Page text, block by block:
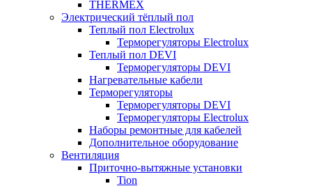
THERMEX
Электрический тёплый пол
Теплый пол Electrolux
Терморегуляторы Electrolux
Теплый пол DEVI
Терморегуляторы DEVI
Нагревательные кабели
Терморегуляторы
Терморегуляторы DEVI
Терморегуляторы Electrolux
Наборы ремонтные для кабелей
Дополнительное оборудование
Вентиляция
Приточно-вытяжные установки
Tion